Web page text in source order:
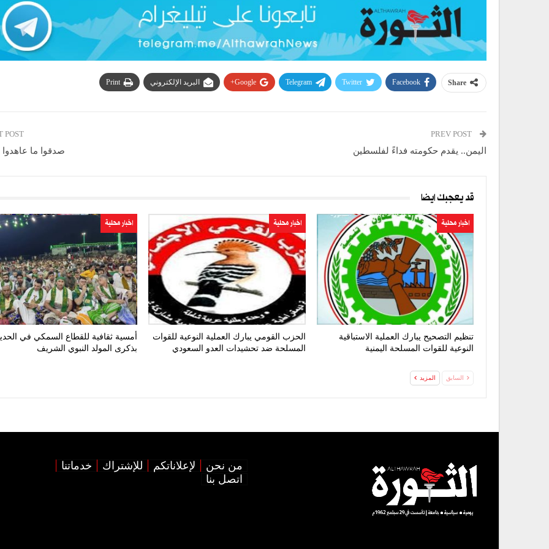
Share
Facebook
Twitter
Telegram
Google+ البريد الإلكتروني Print
اليمن.. يقدم حكومته فداءً لفلسطين
POST
صدقوا ما عاهدوا
قد يعجبك ايضا
اخبار محلية
تنظيم التصحيح يبارك العملية الاستباقية
النوعية للقوات المسلحة اليمنية
اخبار محلية
الحزب القومي يبارك العملية النوعية للقوات
المسلحة ضد تحشيدات العدو السعودي
اخبار محلية
أمسية ثقافية للقطاع السمكي في
بذكرى المولد النبوي الشريف
السابق المزيد
من نحن لإعلاناتكم للإشتراك
خدماتنا
اتصل بنا